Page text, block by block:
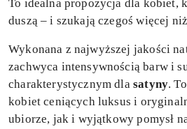
To idealna propozycja dla kobiet,
duszą – i szukają czegoś więcej
Wykonana z najwyższej jakości
zachwyca intensywnością barw i
charakterystycznym dla satyny.
kobiet ceniących luksus i
ubiorze, jak i wyjątkowy pomysł